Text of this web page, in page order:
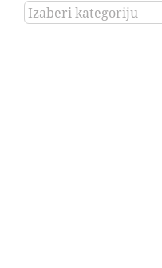
SVE
KATEGORIJE